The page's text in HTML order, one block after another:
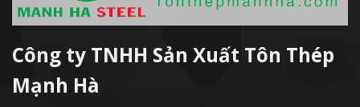
kim nhôm kẽm có độ dày từ 0.12 - 0.18
micro, giúp ngăn chặn quá trình rỉ sét
và oxy hóa xảy ra ở lớp thép nền.
Công ty TNHH Sản Xuất Tôn Thép
Mạnh Hà